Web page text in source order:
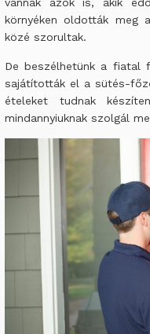
környéken oldották meg
közé szorultak.
De beszélhetünk a fiatal
sajátították el a sütés-
ételeket tudnak
mindannyiuknak szolgál